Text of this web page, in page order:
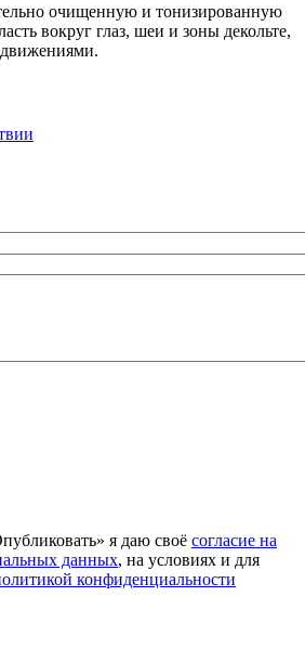
очищенную и тонизированную
вокруг глаз, шеи и зоны декольте,
я даю своё согласие на
данных, на условиях и для
конфиденциальности